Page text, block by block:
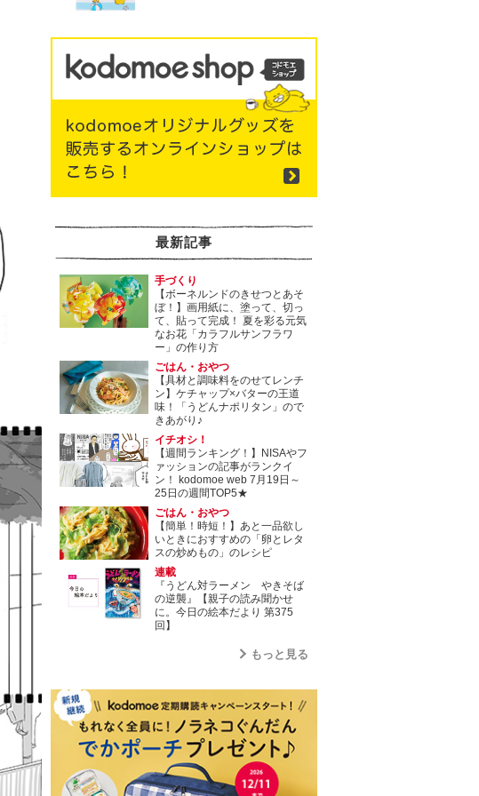
最新記事
手づくり
【ボーネルンドのきせつとあそ
ぼ！】画用紙に、塗って、切っ
て、貼って完成！ 夏を彩る元気
なお花「カラフルサンフラワ
ー」の作り方
ごはん・おやつ
【具材と調味料をのせてレンチ
ン】ケチャップ×バターの王道
味！「うどんナポリタン」ので
きあがり♪
イチオシ！
【週間ランキング！】NISAやフ
ァッションの記事がランクイ
ン！ kodomoe web 7月19日～
25日の週間TOP5★
ごはん・おやつ
【簡単！時短！】あと一品欲し
いときにおすすめの「卵とレタ
スの炒めもの」のレシピ
連載
『うどん対ラーメン やきそば
の逆襲』【親子の読み聞かせ
に。今日の絵本だより 第375
回】
もっと見る